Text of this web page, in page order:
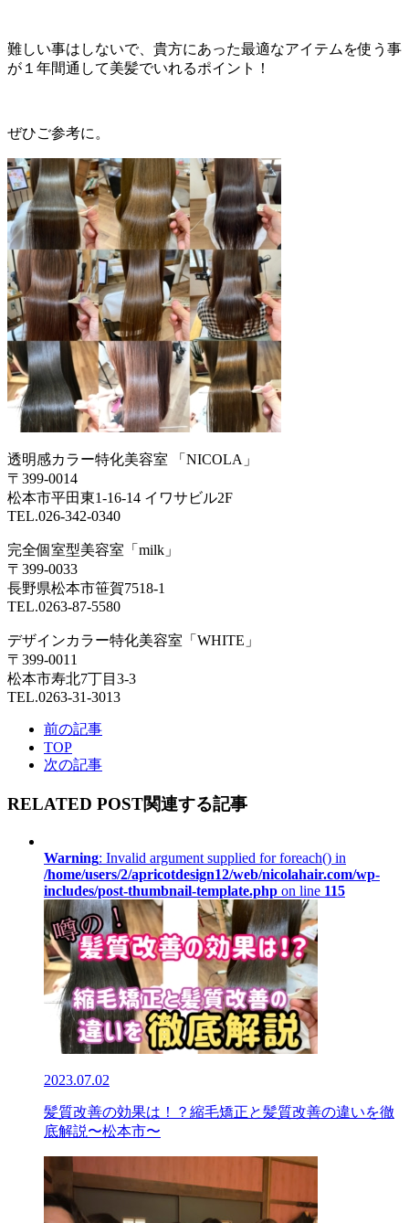
難しい事はしないで、貴方にあった最適なアイテムを使う事
が１年間通して美髪でいれるポイント！
ぜひご参考に。
透明感カラー特化美容室 「NICOLA」
〒399-0014
松本市平田東1-16-14 イワサビル2F
TEL.026-342-0340
完全個室型美容室「milk」
〒399-0033
長野県松本市笹賀7518-1
TEL.0263-87-5580
デザインカラー特化美容室「WHITE」
〒399-0011
松本市寿北7丁目3-3
TEL.0263-31-3013
前の記事
TOP
次の記事
RELATED POST関連する記事
Warning: Invalid argument supplied for foreach() in
/home/users/2/apricotdesign12/web/nicolahair.com/wp-
includes/post-thumbnail-template.php on line 115
2023.07.02
髪質改善の効果は！？縮毛矯正と髪質改善の違いを徹
底解説〜松本市〜